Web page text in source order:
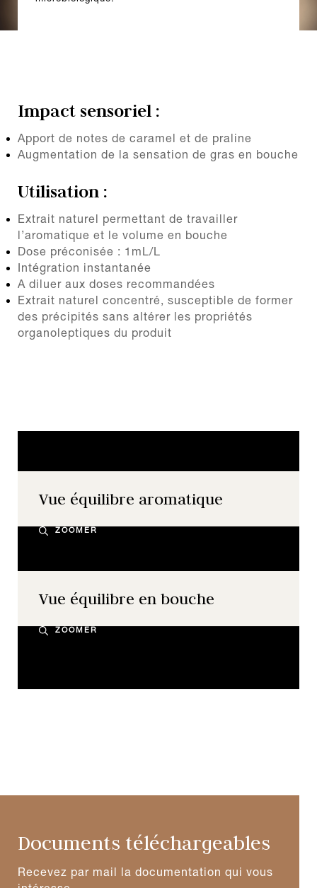
Impact sensoriel :
Apport de notes de caramel et de praline
Augmentation de la sensation de gras en bouche
Utilisation :
Extrait naturel permettant de travailler
l’aromatique et le volume en bouche
Dose préconisée : 1mL/L
Intégration instantanée
A diluer aux doses recommandées
Extrait naturel concentré, susceptible de former
des précipités sans altérer les propriétés
organoleptiques du produit
Vue équilibre aromatique
ZOOMER
Vue équilibre en bouche
ZOOMER
Documents téléchargeables
Recevez par mail la documentation qui vous